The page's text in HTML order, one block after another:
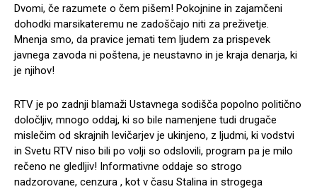
Dvomi, če razumete o čem pišem! Pokojnine in zajamčeni
dohodki marsikateremu ne zadoščajo niti za preživetje.
Mnenja smo, da pravice jemati tem ljudem za prispevek
javnega zavoda ni poštena, je neustavno in je kraja denarja, ki
je njihov!
RTV je po zadnji blamaži Ustavnega sodišča popolno politično
določljiv, mnogo oddaj, ki so bile namenjene tudi drugače
mislečim od skrajnih levičarjev je ukinjeno, z ljudmi, ki vodstvi
in Svetu RTV niso bili po volji so odslovili, program pa je milo
rečeno ne gledljiv! Informativne oddaje so strogo
nadzorovane, cenzura , kot v času Stalina in strogega